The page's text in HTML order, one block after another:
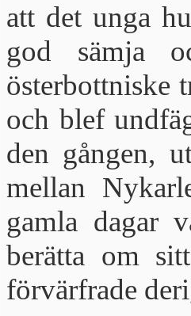
att det unga
god sämja
österbottniske
och blef
den gången,
mellan
gamla dagar
berät­ta om
förvärfrade